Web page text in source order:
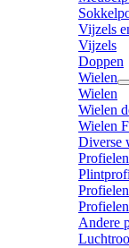
Vijzels
Vijzels
Doppen
Wielen
Wielen
Wielen
Wielen
Diverse
Profielen
Andere